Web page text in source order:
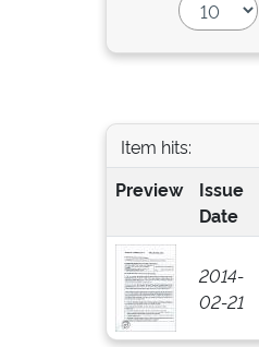
Item hits:
Preview
Issue
Date
2014-
02-21